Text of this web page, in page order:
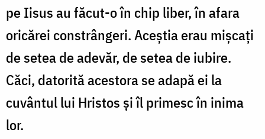
pe Iisus au făcut-o în chip liber, în afara
oricărei constrângeri. Aceştia erau mişcaţi
de setea de adevăr, de setea de iubire.
Căci, datorită acestora se adapă ei la
cuvântul lui Hristos şi îl primesc în inima
lor.